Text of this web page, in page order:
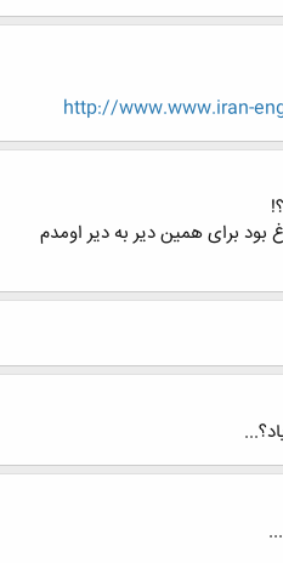
http://www.www.iran-
برای همین دیر به دیر اومدم